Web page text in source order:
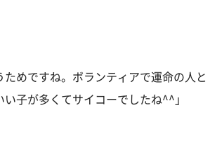
めですね。ボランティアで運命の人と
子が多くてサイコーでしたね^^」